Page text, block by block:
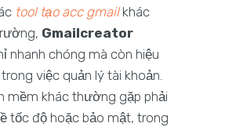
tool tạo acc gmailkhác
Gmailcreator
nhanh chóng mà còn hiệu
việc quản lý tài khoản.
mềm khác thường gặp phải
tốc độ hoặc bảo mật, trong